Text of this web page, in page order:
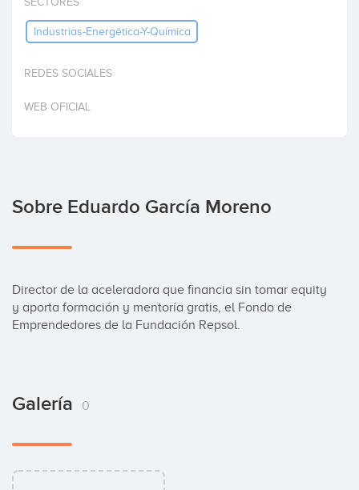
Industrias-Energética-Y-Química
REDES SOCIALES
WEB OFICIAL
Sobre Eduardo García Moreno
Director de la aceleradora que financia sin tomar equity
y aporta formación y mentoría gratis, el Fondo de
Emprendedores de la Fundación Repsol.
Galería 0